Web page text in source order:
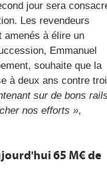
jour sera
Les revendeurs
amenés à élire un
Emmanuel
souhaite que la
à deux ans contre
sur de bons
nos efforts »,
65 M€ de